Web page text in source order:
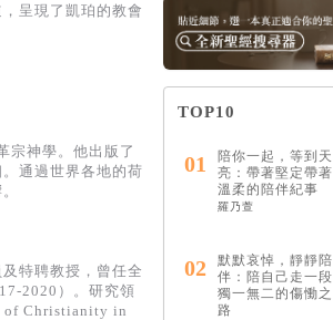
呈現了凱珀的教會
宗神學。他出版了
通過世界各地的荷
特聘教授，曾任全
2020）。研究領
of Christianity in
TOP10
01
陪你一起，等到天
亮：帶著堅定帶著
溫柔的陪伴紀事
羅乃萱
02
默默哀悼，靜靜陪
伴：陪自己走一段
獨一無二的傷慟之
路